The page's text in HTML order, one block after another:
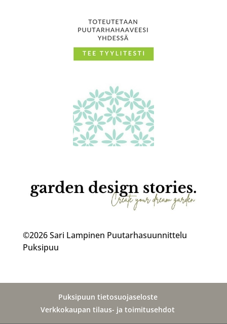
©2026 Sari Lampinen Puutarhasuunnittelu
Puksipuu
Puksipuun tietosuojaseloste
Verkkokaupan tilaus- ja toimitusehdot